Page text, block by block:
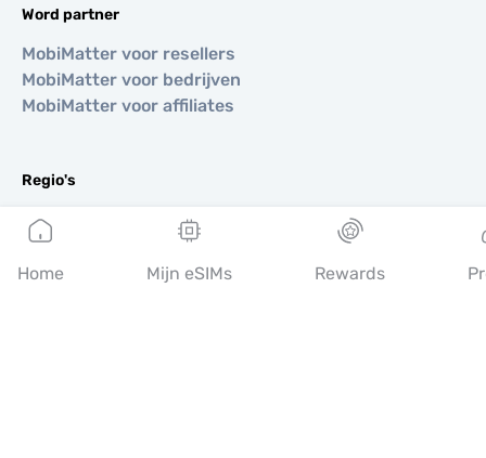
Word partner
MobiMatter voor resellers
MobiMatter voor bedrijven
MobiMatter voor affiliates
Regio's
eSIM voor Europa
eSIM voor Azië
eSIM voor Amerika
Home Mijn eSIMs Rewards